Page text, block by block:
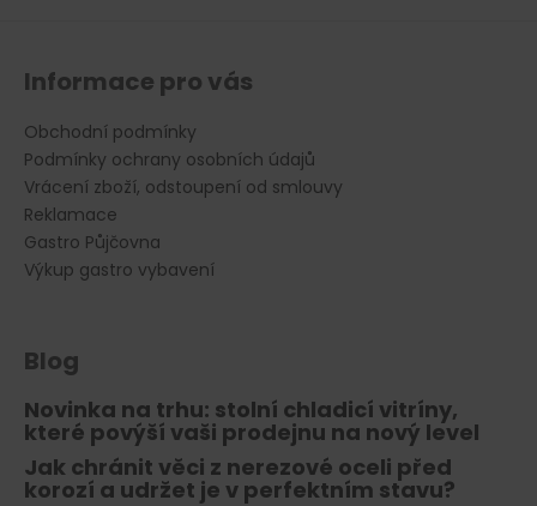
Informace pro vás
Obchodní podmínky
Podmínky ochrany osobních údajů
Vrácení zboží, odstoupení od smlouvy
Reklamace
Gastro Půjčovna
Výkup gastro vybavení
Blog
Novinka na trhu: stolní chladicí vitríny,
které povýší vaši prodejnu na nový level
Jak chránit věci z nerezové oceli před
korozí a udržet je v perfektním stavu?